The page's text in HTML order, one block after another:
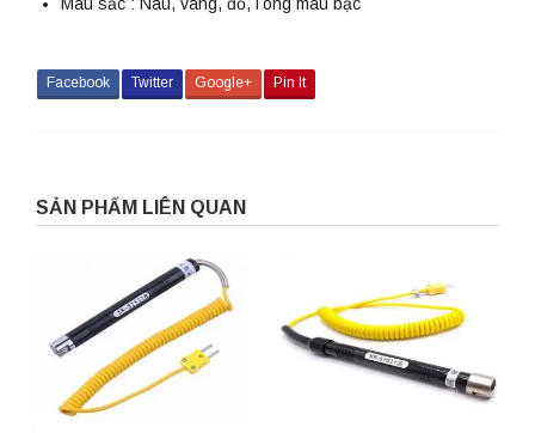
Facebook Twitter Google+ Pin It
SẢN PHẨM LIÊN QUAN